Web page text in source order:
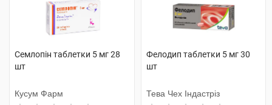
Семлопін таблетки 5 мг 28
шт
Кусум Фарм
Фелодип таблетки 5 мг 30
шт
Тева Чех Індастріз